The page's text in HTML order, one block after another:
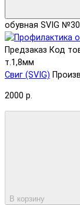
обувная SVIG
Предзаказ Код
т.1,8мм
Свиг (SVIG)
2000 р.
В корзину